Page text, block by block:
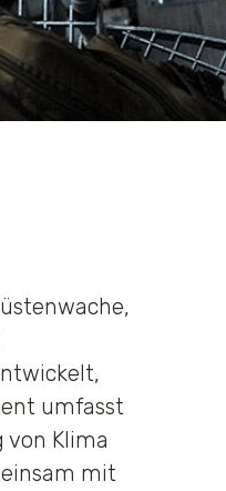
umfasst
Klima
mit